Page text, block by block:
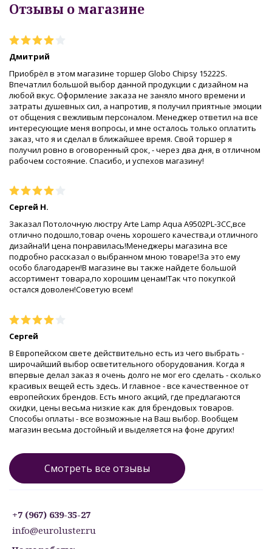
Отзывы о магазине
Дмитрий
Приобрёл в этом магазине торшер Globo Chipsy 15222S.
Впечатлил большой выбор данной продукции с дизайном на
любой вкус. Оформление заказа не заняло много времени и
затраты душевных сил, а напротив, я получил приятные эмоции
от общения с вежливым персоналом. Менеджер ответил на все
интересующие меня вопросы, и мне осталось только оплатить
заказ, что я и сделал в ближайшее время. Свой торшер я
получил ровно в оговоренный срок, - через два дня, в отличном
рабочем состояние. Спасибо, и успехов магазину!
Сергей Н.
Заказал Потолочную люстру Arte Lamp Aqua A9502PL-3CC,все
отлично подошло,товар очень хорошего качества,и отличного
дизайна!И цена понравилась!Менеджеры магазина все
подробно рассказал о выбранном мною товаре!За это ему
особо благодарен!В магазине вы также найдете большой
ассортимент товара,по хорошим ценам!Так что покупкой
остался доволен!Советую всем!
Сергей
В Европейском свете действительно есть из чего выбрать -
широчайший выбор осветительного оборудования. Когда я
впервые делал заказ я очень долго не мог его сделать - сколько
красивых вещей есть здесь. И главное - все качественное от
европейских брендов. Есть много акций, где предлагаются
скидки, цены весьма низкие как для брендовых товаров.
Способы оплаты - все возможные на Ваш выбор. Вообщем
магазин весьма достойный и выделяется на фоне других!
Смотреть все отзывы
+7 (967) 639-35-27
info@euroluster.ru